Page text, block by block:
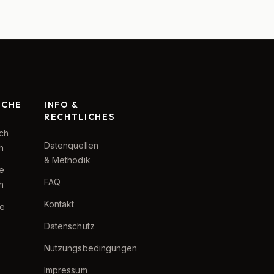
INFO &
RECHTLICHES
Datenquellen
& Methodik
FAQ
Kontakt
Datenschutz
Nutzungsbedingungen
Impressum